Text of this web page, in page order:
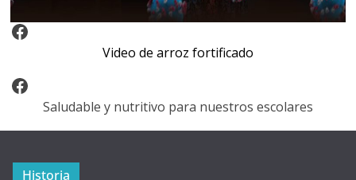
Video Arroz Fortificado
Video de arroz fortificado
Facebook
Saludable y nutritivo para nuestros escolares
Historia